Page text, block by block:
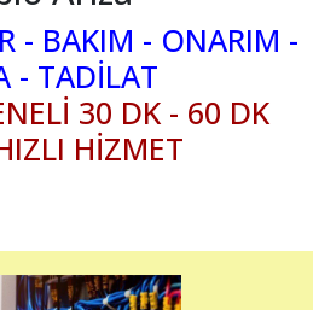
- BAKIM - ONARIM -
- TADİLAT
30 DK - 60 DK
HİZMET